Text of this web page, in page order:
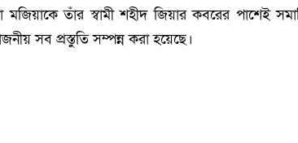
মজিয়াকে তাঁর স্বামী শহীদ জিয়ার কবরের পাশেই
সব প্রস্তুতি সম্পন্ন করা হয়েছে।